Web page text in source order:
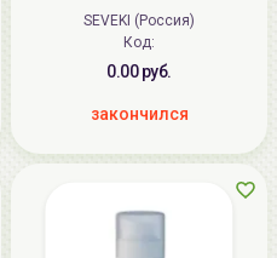
SEVEKI (Россия)
Код:
0.00 руб.
закончился